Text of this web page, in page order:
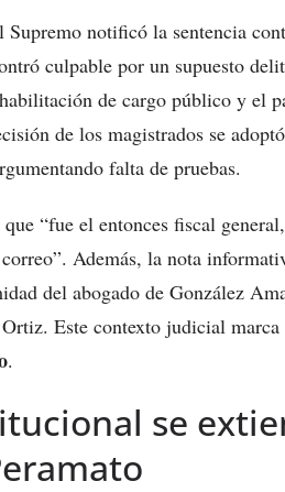
notificó la sentencia
culpable por un supuesto
de cargo público y el
de los magistrados se
falta de pruebas.
“fue el entonces fiscal
Además, la nota
del abogado de González
Este contexto judicial
.
se